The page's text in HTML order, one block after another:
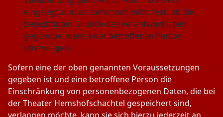
eingelegt und es steht noch nicht fest, ob die
berechtigten Gründe des Verantwortlichen
gegenüber denen der betroffenen Person
überwiegen.
Sofern eine der oben genannten Voraussetzungen
gegeben ist und eine betroffene Person die
Einschränkung von personenbezogenen Daten, die bei
der Theater Hemshofschachtel gespeichert sind,